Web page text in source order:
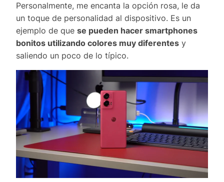
Personalmente, me encanta la opción rosa, le da
un toque de personalidad al dispositivo. Es un
ejemplo de que se pueden hacer smartphones
bonitos utilizando colores muy diferentes y
saliendo un poco de lo típico.